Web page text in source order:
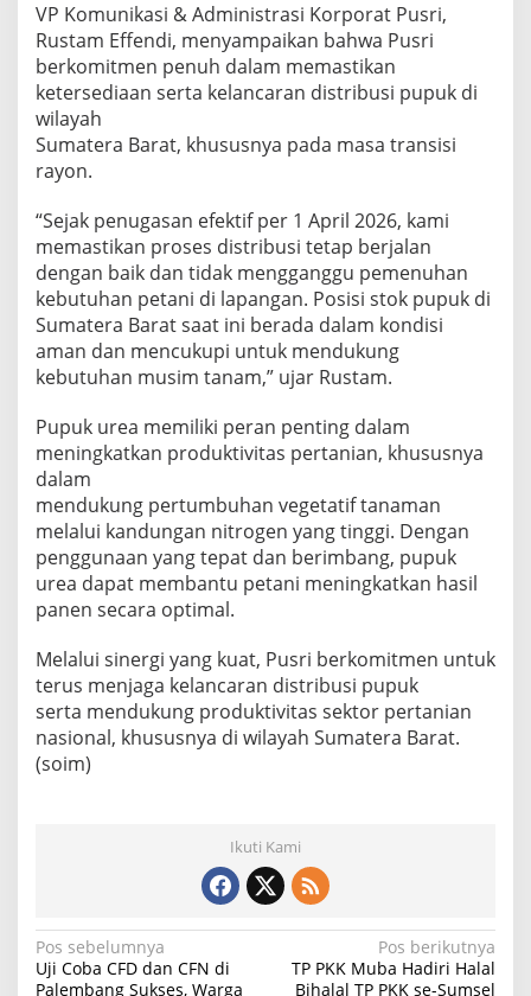
VP Komunikasi & Administrasi Korporat Pusri,
Rustam Effendi, menyampaikan bahwa Pusri
berkomitmen penuh dalam memastikan
ketersediaan serta kelancaran distribusi pupuk di
wilayah
Sumatera Barat, khususnya pada masa transisi
rayon.
“Sejak penugasan efektif per 1 April 2026, kami
memastikan proses distribusi tetap berjalan
dengan baik dan tidak mengganggu pemenuhan
kebutuhan petani di lapangan. Posisi stok pupuk di
Sumatera Barat saat ini berada dalam kondisi
aman dan mencukupi untuk mendukung
kebutuhan musim tanam,” ujar Rustam.
Pupuk urea memiliki peran penting dalam
meningkatkan produktivitas pertanian, khususnya
dalam
mendukung pertumbuhan vegetatif tanaman
melalui kandungan nitrogen yang tinggi. Dengan
penggunaan yang tepat dan berimbang, pupuk
urea dapat membantu petani meningkatkan hasil
panen secara optimal.
Melalui sinergi yang kuat, Pusri berkomitmen untuk
terus menjaga kelancaran distribusi pupuk
serta mendukung produktivitas sektor pertanian
nasional, khususnya di wilayah Sumatera Barat.
(soim)
Ikuti Kami
N
a
Pos sebelumnya
Uji Coba CFD dan CFN di
Palembang Sukses, Warga
Pos berikutnya
TP PKK Muba Hadiri Halal
Bihalal TP PKK se-Sumsel